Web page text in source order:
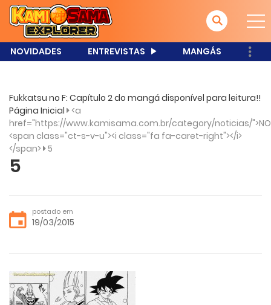
NOVIDADES ENTREVISTAS MANGÁS
Fukkatsu no F: Capítulo 2 do mangá disponível para leitura!!
Página Inicial <a
href="https://www.kamisama.com.br/category/noticias/
<span class="ct-s-v-u"><i class="fa fa-caret-right"></i>
</span> 5
5
postado em
19/03/2015